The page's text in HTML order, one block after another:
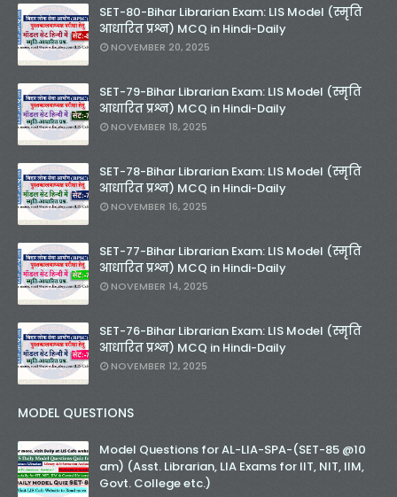
SET-80-Bihar Librarian Exam: LIS Model (स्मृति
आधारित प्रश्न) MCQ in Hindi-Daily
NOVEMBER 20, 2025
SET-79-Bihar Librarian Exam: LIS Model (स्मृति
आधारित प्रश्न) MCQ in Hindi-Daily
NOVEMBER 18, 2025
SET-78-Bihar Librarian Exam: LIS Model (स्मृति
आधारित प्रश्न) MCQ in Hindi-Daily
NOVEMBER 16, 2025
SET-77-Bihar Librarian Exam: LIS Model (स्मृति
आधारित प्रश्न) MCQ in Hindi-Daily
NOVEMBER 14, 2025
SET-76-Bihar Librarian Exam: LIS Model (स्मृति
आधारित प्रश्न) MCQ in Hindi-Daily
NOVEMBER 12, 2025
MODEL QUESTIONS
Model Questions for AL-LIA-SPA-(SET-85 @10
am) (Asst. Librarian, LIA Exams for IIT, NIT, IIM,
Govt. College etc.)